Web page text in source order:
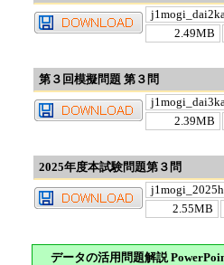
2.49MB
第３回模擬問題 第３問
2.39MB
2025年度本試験問題第３問
2.55MB
データの活用問題解説